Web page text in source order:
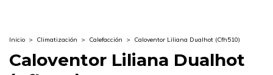
Inicio > Climatización > Calefacción > Caloventor Liliana Dualhot (Cfh510)
Caloventor Liliana Dualhot